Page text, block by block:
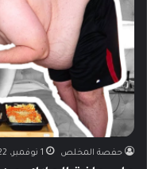
حفصة المخلص 1 نوفمبر، 2022